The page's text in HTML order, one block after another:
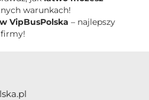
warunkach!
VipBusPolska – najlepszy